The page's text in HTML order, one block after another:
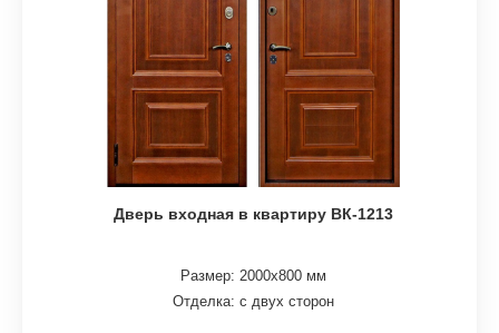
Дверь входная в квартиру ВК-1213
Размер: 2000х800 мм
Отделка: с двух сторон